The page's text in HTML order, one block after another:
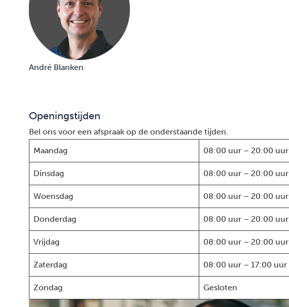
André Blanken
Openingstijden
Bel ons voor een afspraak op de onderstaande tijden.
Maandag
08:00 uur – 20:00 uur
Dinsdag 08:00 uur – 20:00 uur
Woensdag 08:00 uur – 20:00 uur
Donderdag 08:00 uur – 20:00 uur
Vrijdag 08:00 uur – 20:00 uur
Zaterdag 08:00 uur – 17:00 uur
Zondag Gesloten